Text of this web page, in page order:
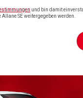
und bin damit
SE weitergegeben werden.